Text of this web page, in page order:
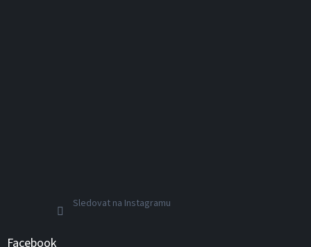
Sledovat na Instagramu
Facebook